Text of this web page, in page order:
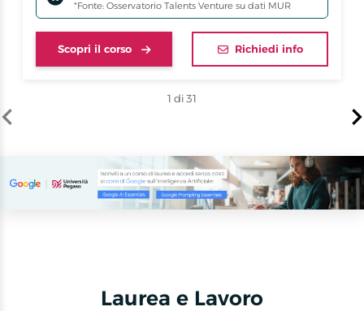
*Fonte: Osservatorio Talents Venture su dati MUR
Scopri il corso Richiedi info
1 di 31
Laurea e Lavoro